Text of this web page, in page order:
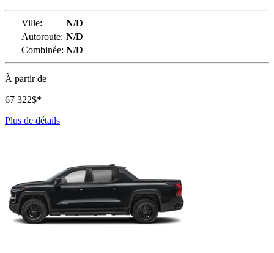
Ville:
N/D
Autoroute: N/D
Combinée: N/D
À partir de
67 322$*
Plus de détails